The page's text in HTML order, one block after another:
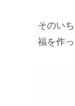
そのい
福を作